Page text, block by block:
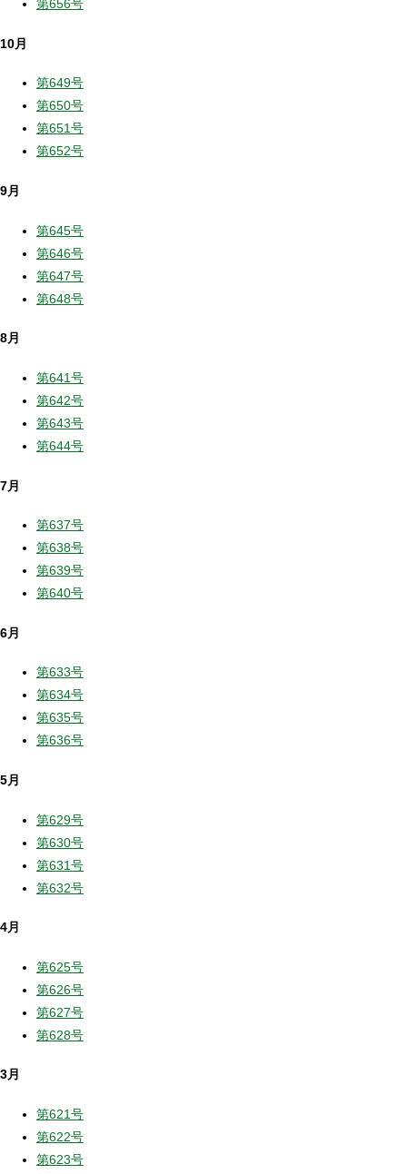
第656号
10月
第649号
第650号
第651号
第652号
9月
第645号
第646号
第647号
第648号
8月
第641号
第642号
第643号
第644号
7月
第637号
第638号
第639号
第640号
6月
第633号
第634号
第635号
第636号
5月
第629号
第630号
第631号
第632号
4月
第625号
第626号
第627号
第628号
3月
第621号
第622号
第623号